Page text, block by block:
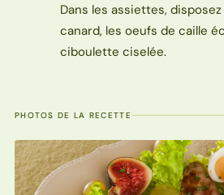
Dans les assiettes,
canard, les oeufs de caille
ciboulette ciselée.
PHOTOS DE LA RECETTE